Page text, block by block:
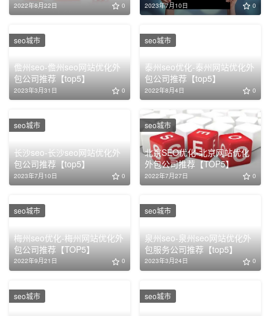
2022年8月22日 0 2023年7月10日 0
儋州seo-儋州seo网站优化外
包公司推荐【top5】
2023年3月31日 0
seo城市
泰州seo优化-泰州网站优化外
包公司推荐【top5】
2022年8月4日 0
seo城市
长沙seo-长沙seo网站优化外
包公司推荐【top5】
2023年7月10日 0
seo城市
北京SEO优化-北京网站优化
外包公司推荐【TOP5】
2022年7月27日 0
seo城市
梅州seo优化-梅州网站优化外
包公司推荐【TOP5】
2022年9月21日 0
seo城市
泉州seo-泉州seo网站优化外
包服务公司推荐【top5】
2023年3月24日 0
seo城市
seo城市 seo城市